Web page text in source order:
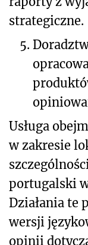
strategiczne.
5.
Usługa
w zakresie
portugalski
Działania te
wersji
opinii